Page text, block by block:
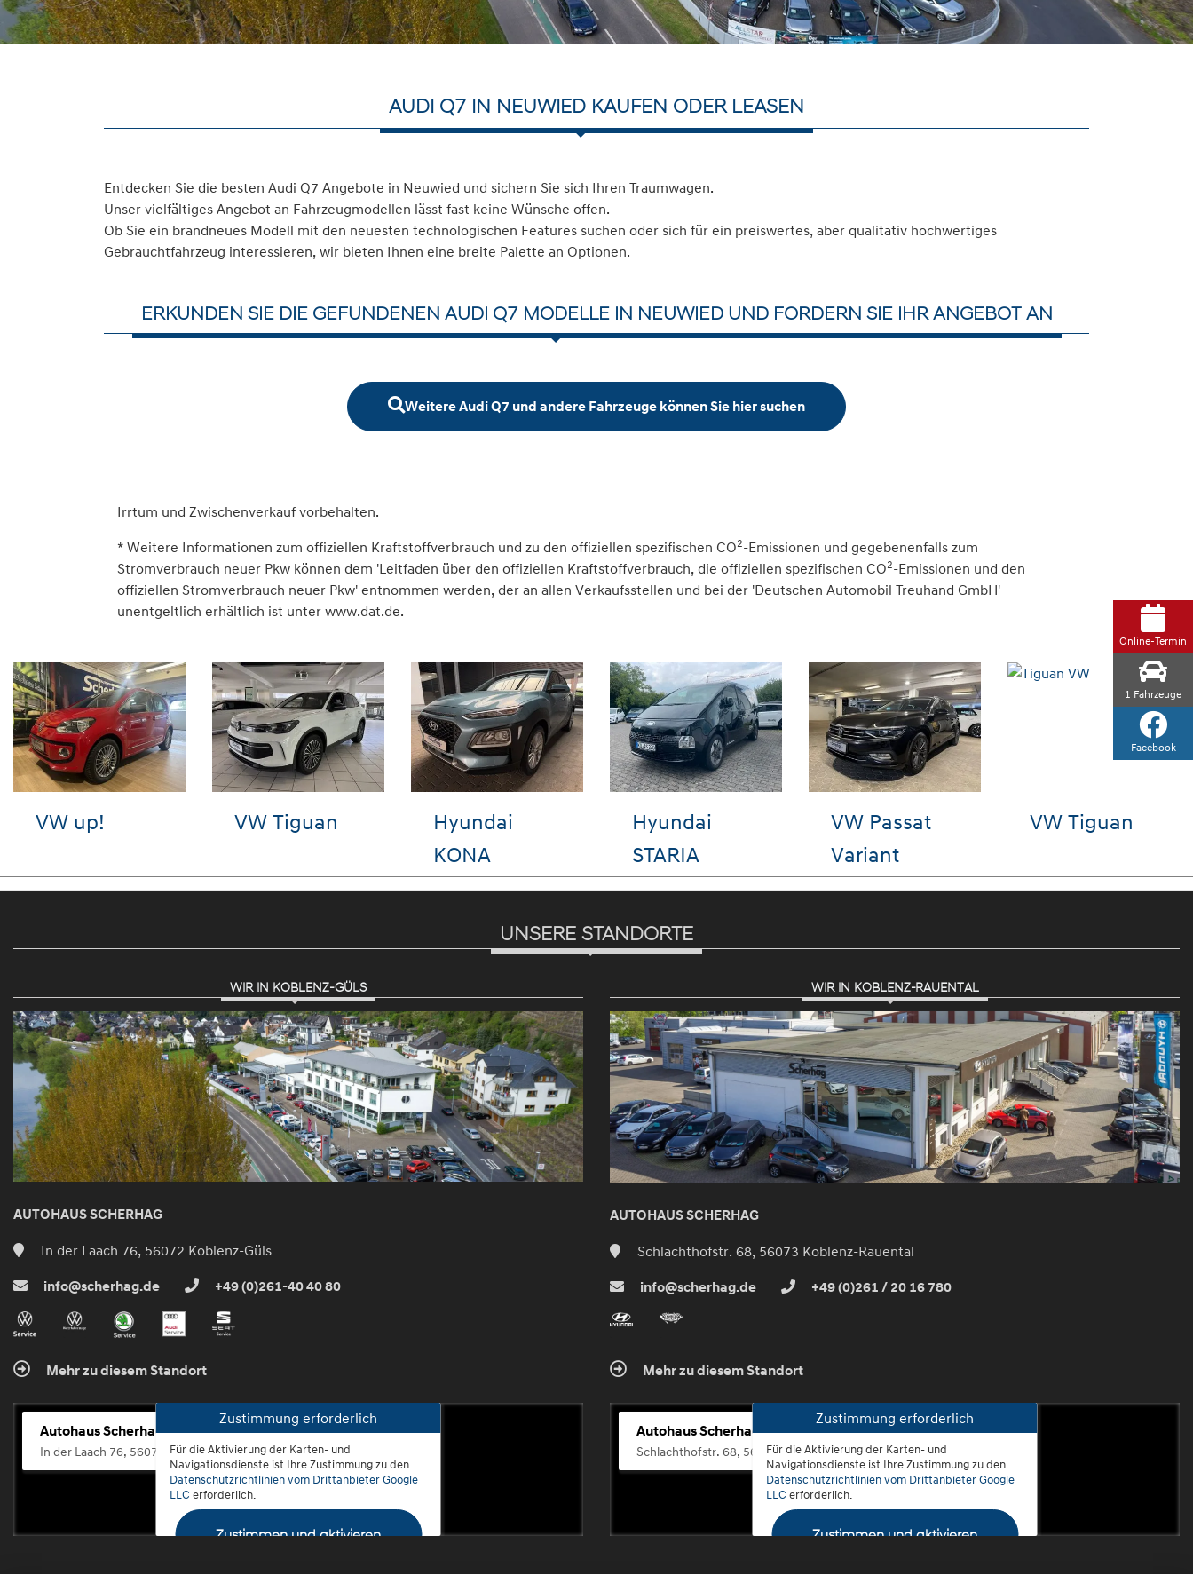
AUDI Q7 IN NEUWIED KAUFEN ODER LEASEN
Entdecken Sie die besten Audi Q7 Angebote in Neuwied und sichern Sie sich Ihren Traumwagen.
Unser vielfältiges Angebot an Fahrzeugmodellen lässt fast keine Wünsche offen.
Ob Sie ein brandneues Modell mit den neuesten technologischen Features suchen oder sich für ein preiswertes, aber qualitativ hochwertiges
Gebrauchtfahrzeug interessieren, wir bieten Ihnen eine breite Palette an Optionen.
ERKUNDEN SIE DIE GEFUNDENEN AUDI Q7 MODELLE IN NEUWIED UND FORDERN SIE IHR ANGEBOT AN
Weitere Audi Q7 und andere Fahrzeuge können Sie hier suchen
Irrtum und Zwischenverkauf vorbehalten.
* Weitere Informationen zum offiziellen Kraftstoffverbrauch und zu den offiziellen spezifischen CO2-Emissionen und gegebenenfalls zum
Stromverbrauch neuer Pkw können dem 'Leitfaden über den offiziellen Kraftstoffverbrauch, die offiziellen spezifischen CO2-Emissionen und den
offiziellen Stromverbrauch neuer Pkw' entnommen werden, der an allen Verkaufsstellen und bei der 'Deutschen Automobil Treuhand GmbH'
unentgeltlich erhältlich ist unter www.dat.de.
VW Passat
VW Tiguan VW Golf VW Golf VW T-Roc
UNSERE STANDORTE
WIR IN KOBLENZ-GÜLS
AUTOHAUS SCHERHAG
In der Laach 76, 56072 Koblenz-Güls
info@scherhag.de +49 (0)261-40 40 80
Mehr zu diesem Standort
Autohaus Scherhag
In der Laach 76, 56072 Koblenz-Güls
Zustimmung erforderlich
Für die Aktivierung der Karten- und
Navigationsdienste ist Ihre Zustimmung zu den
Datenschutzrichtlinien vom Drittanbieter Google
LLC erforderlich.
Zustimmen und aktivieren
WIR IN KOBLENZ-RAUENTAL
AUTOHAUS SCHERHAG
Schlachthofstr. 68, 56073 Koblenz-Rauental
info@scherhag.de +49 (0)261 / 20 16 780
Mehr zu diesem Standort
Autohaus Scherhag
Schlachthofstr. 68, 56073 Koblenz-Rauental
Zustimmung erforderlich
Für die Aktivierung der Karten- und
Navigationsdienste ist Ihre Zustimmung zu den
Datenschutzrichtlinien vom Drittanbieter Google
LLC erforderlich.
Zustimmen und aktivieren
Online-Termin
1 Fahrzeuge
Facebook